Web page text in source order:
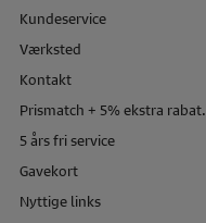
Kundeservice
Værksted
Kontakt
Prismatch + 5% ekstra rabat.
5 års fri service
Gavekort
Nyttige links